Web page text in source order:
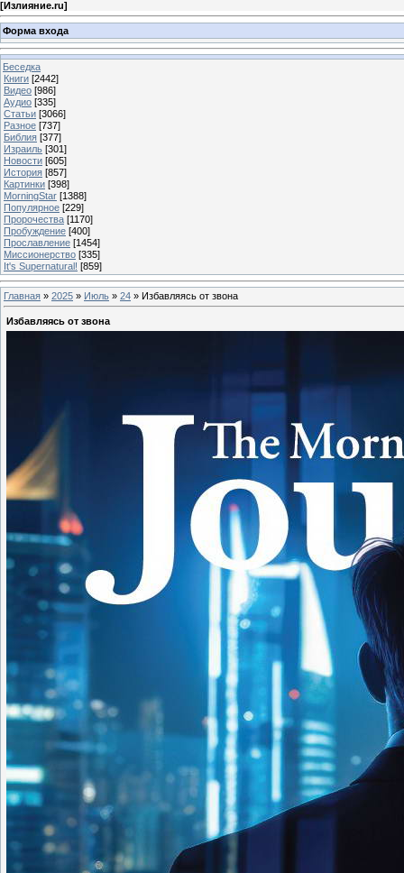
[Излияние.ru]
Форма входа
Беседка
Книги [2442]
Видео [986]
Аудио [335]
Статьи [3066]
Разное [737]
Библия [377]
Израиль [301]
Новости [605]
История [857]
Картинки [398]
MorningStar [1388]
Популярное [229]
Пророчества [1170]
Пробуждение [400]
Прославление [1454]
Миссионерство [335]
It's Supernatural! [859]
Главная » 2025 » Июль » 24 » Избавляясь от звона
Избавляясь от звона